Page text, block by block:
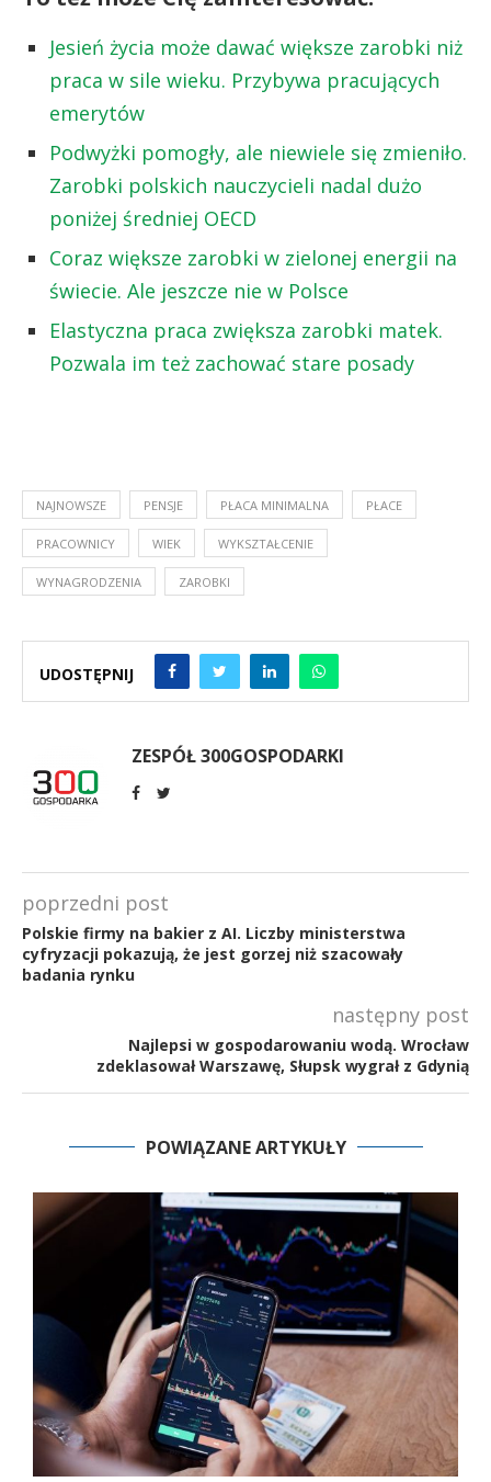
Jesień życia może dawać większe zarobki niż
praca w sile wieku. Przybywa pracujących
emerytów
Podwyżki pomogły, ale niewiele się zmieniło.
Zarobki polskich nauczycieli nadal dużo
poniżej średniej OECD
Coraz większe zarobki w zielonej energii na
świecie. Ale jeszcze nie w Polsce
Elastyczna praca zwiększa zarobki matek.
Pozwala im też zachować stare posady
NAJNOWSZE PENSJE PŁACA MINIMALNA PŁACE
PRACOWNICY WIEK WYKSZTAŁCENIE
WYNAGRODZENIA ZAROBKI
UDOSTĘPNIJ
ZESPÓŁ 300GOSPODARKI
poprzedni post
Polskie firmy na bakier z AI. Liczby ministerstwa
cyfryzacji pokazują, że jest gorzej niż szacowały
badania rynku
następny post
Najlepsi w gospodarowaniu wodą. Wrocław
zdeklasował Warszawę, Słupsk wygrał z Gdynią
POWIĄZANE ARTYKUŁY